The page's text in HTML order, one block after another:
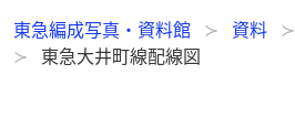
東急編成写真・資料館 資料
東急大井町線配線図